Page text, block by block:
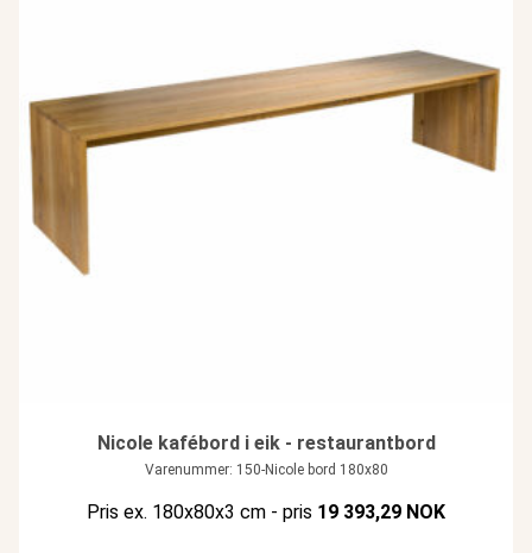
Nicole kafébord i eik - restaurantbord
Varenummer: 150-Nicole bord 180x80
Pris ex. 180x80x3 cm - pris 19 393,29 NOK